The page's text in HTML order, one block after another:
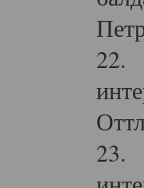
22.
23.